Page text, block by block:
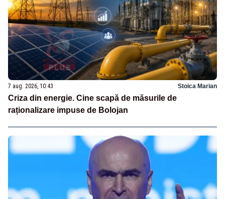
7 aug. 2026, 10:43 Stoica Marian
Criza din energie. Cine scapă de măsurile de
raționalizare impuse de Bolojan